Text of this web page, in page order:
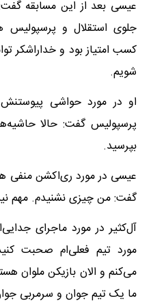
عیسی بعد از این مسابقه
جلوی استقلال و
کسب امتیاز بود و خداراشکر
شویم.
او در مورد حواشی
پرسپولیس گفت: حالا
بپرسید.
عیسی در مورد ری‌اکشن منفی
گفت: من چیزی نشنیدم. مهم
آل‌کثیر در مورد ماجرای
مورد تیم فعلی‌ام صحبت
می‌کنم و الان بازیکن ملوان
ما یک تیم جوان و سرمربی جوان